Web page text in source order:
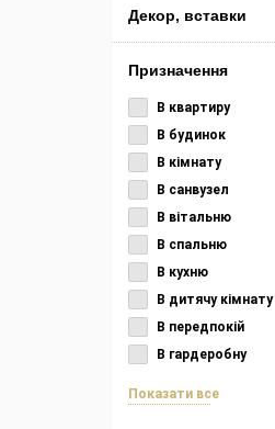
Декор, вставки
Призначення
В квартиру
В будинок
В кімнату
В санвузел
В вітальню
В спальню
В кухню
В дитячу кімнату
В передпокій
В гардеробну
Показати все